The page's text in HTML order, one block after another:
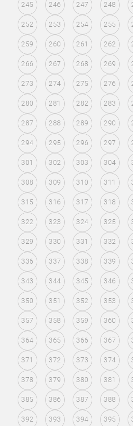
245 246 247 248
252 253 254 255
259 260 261 262
266 267 268 269
273 274 275 276
280 281 282 283
287 288 289 290
294 295 296 297
301 302 303 304
308 309 310 311
315 316 317 318
322 323 324 325
329 330 331 332
336 337 338 339
343 344 345 346
350 351 352 353
357 358 359 360
364 365 366 367
371 372 373 374
378 379 380 381
385 386 387 388
392 393 394 395